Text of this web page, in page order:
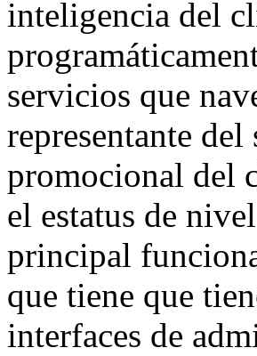
inteligencia del
servicios que
representante
promocional del
el estatus de
principal
que tiene que
interfaces de